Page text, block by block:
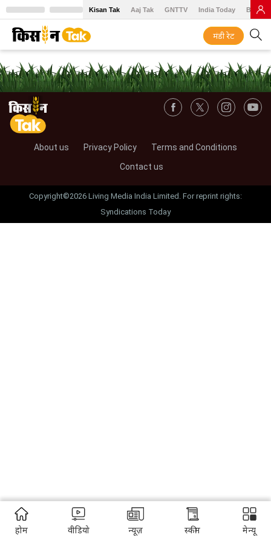
Kisan Tak Aaj Tak GNTTV India Today BT
मंडी रेट
About us Privacy Policy
Terms and Conditions
Contact us
Copyright©2026 Living Media India Limited. For reprint rights:
Syndications Today
होम वीडियो न्यूज़ स्कीम मेन्यू